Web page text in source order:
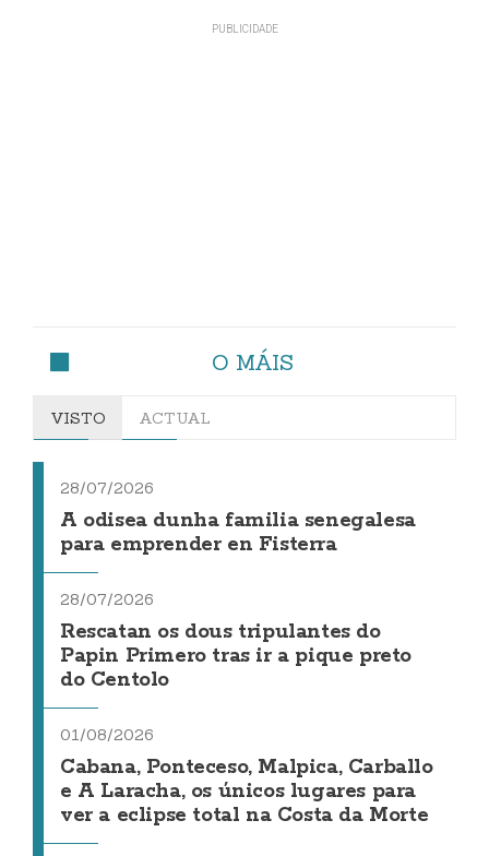
O MÁIS
VISTO ACTUAL
28/07/2026
A odisea dunha familia senegalesa
para emprender en Fisterra
28/07/2026
Rescatan os dous tripulantes do
Papin Primero tras ir a pique preto
do Centolo
01/08/2026
Cabana, Ponteceso, Malpica, Carballo
e A Laracha, os únicos lugares para
ver a eclipse total na Costa da Morte